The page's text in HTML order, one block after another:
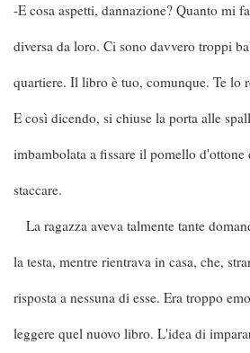
-E cosa aspetti, dannazione? Quanto mi
diversa da loro. Ci sono davvero troppi
quartiere. Il libro è tuo, comunque. Te lo
E così dicendo, si chiuse la porta alle
imbambolata a fissare il pomello d'ottone
staccare.
La ragazza aveva talmente tante
la testa, mentre rientrava in casa, che,
risposta a nessuna di esse. Era troppo
leggere quel nuovo libro. L'idea di